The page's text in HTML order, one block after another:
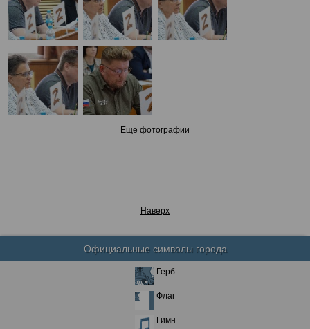
Еще фотографии
Наверх
Официальные символы города
Герб
Флаг
Гимн